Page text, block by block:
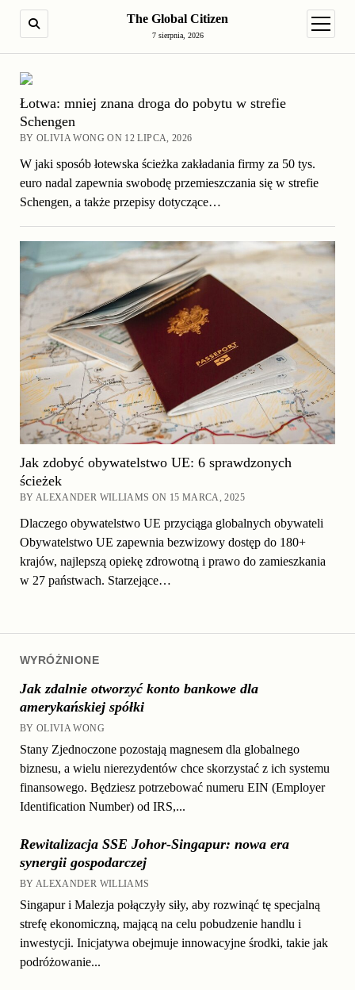
The Global Citizen
7 sierpnia, 2026
open
WYRÓŻNIONE
Jak zdalnie otworzyć konto bankowe dla
amerykańskiej spółki
BY OLIVIA WONG
Stany Zjednoczone pozostają magnesem dla globalnego
biznesu, a wielu nierezydentów chce skorzystać z ich systemu
finansowego. Będziesz potrzebować numeru EIN (Employer
Identification Number) od IRS,...
Rewitalizacja SSE Johor-Singapur: nowa era
synergii gospodarczej
BY ALEXANDER WILLIAMS
Singapur i Malezja połączyły siły, aby rozwinąć tę specjalną
strefę ekonomiczną, mającą na celu pobudzenie handlu i
inwestycji. Inicjatywa obejmuje innowacyjne środki, takie jak
podróżowanie...
Łotwa: mniej znana droga do pobytu w strefie
Schengen
BY OLIVIA WONG ON 12 LIPCA, 2026
W jaki sposób łotewska ścieżka zakładania firmy za 50 tys.
euro nadal zapewnia swobodę przemieszczania się w strefie
Schengen, a także przepisy dotyczące…
Jak zdobyć obywatelstwo UE: 6 sprawdzonych
ścieżek
BY ALEXANDER WILLIAMS ON 15 MARCA, 2025
Dlaczego obywatelstwo UE przyciąga globalnych obywateli
Obywatelstwo UE zapewnia bezwizowy dostęp do 180+
krajów, najlepszą opiekę zdrowotną i prawo do zamieszkania
w 27 państwach. Starzejące…